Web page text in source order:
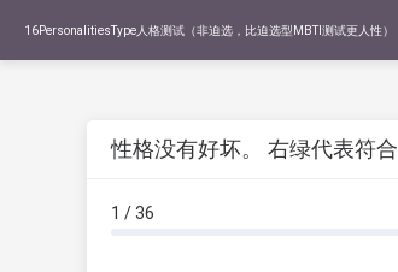
16PersonalitiesType人格测试（非迫选，比迫选型MBTI测试更人性）
性格没有好坏。 右绿代表符
1 / 36